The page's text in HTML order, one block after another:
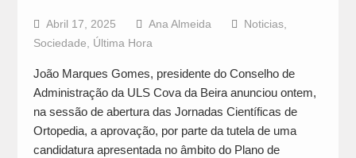
Abril 17, 2025 Ana Almeida Noticias,
Sociedade
Última Hora
João Marques Gomes, presidente do Conselho de
Administração da ULS Cova da Beira anunciou ontem,
na sessão de abertura das Jornadas Científicas de
Ortopedia, a aprovação, por parte da tutela de uma
candidatura apresentada no âmbito do Plano de